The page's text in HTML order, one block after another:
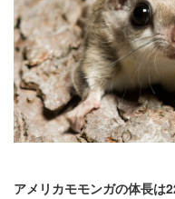
アメリカモモンガの体長は